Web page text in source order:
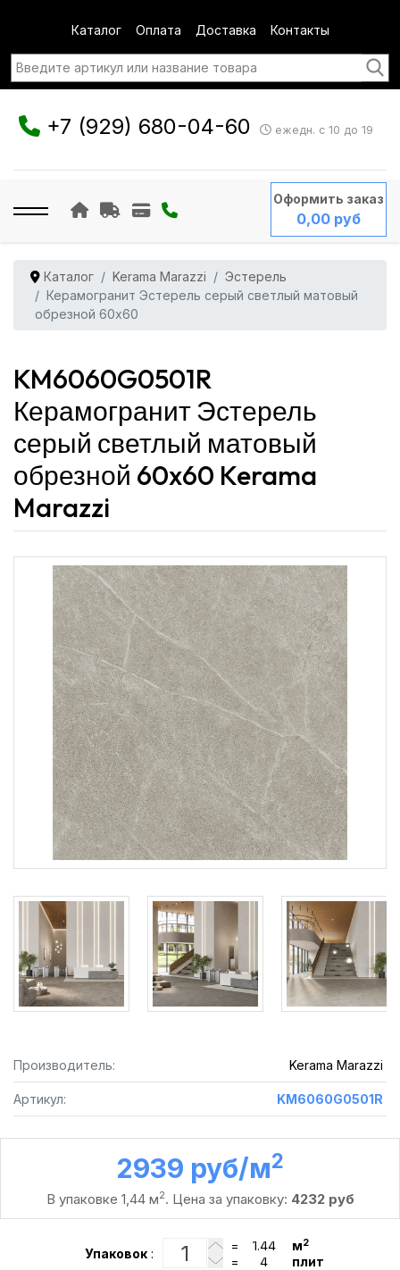
Каталог Оплата Доставка Контакты
+7 (929) 680-04-60 ежедн. с 10 до 19
Оформить заказ
0,00 руб
Каталог Kerama Marazzi
Эстерель
Керамогранит Эстерель серый светлый матовый
обрезной 60x60
KM6060G0501R
Керамогранит Эстерель
серый светлый матовый
обрезной 60x60 Kerama
Marazzi
Производитель: Kerama Marazzi
Артикул: KM6060G0501R
2939 руб /м2
В упаковке 1,44 м2. Цена за упаковку: 4232 руб
Упаковок :
= м2
= плит